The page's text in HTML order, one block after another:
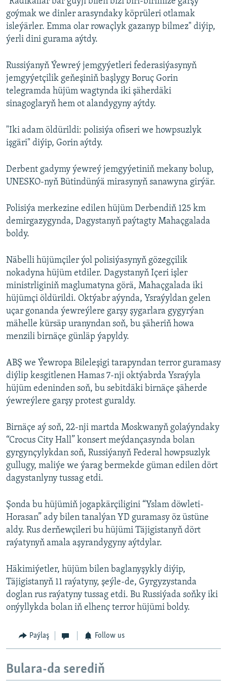
goýmak we dinler arasyndaky köprüleri otlamak
isleýärler. Emma olar rowaçlyk gazanyp bilmez" diýip,
ýerli dini gurama aýtdy.
Russiýanyň Ýewreý jemgyýetleri federasiýasynyň
jemgyýetçilik geňeşiniň başlygy Boruç Gorin
telegramda hüjüm wagtynda iki şäherdäki
sinagoglaryň hem ot alandygyny aýtdy.
"Iki adam öldürildi: polisiýa ofiseri we howpsuzlyk
işgäri" diýip, Gorin aýtdy.
Derbent gadymy ýewreý jemgyýetiniň mekany bolup,
UNESKO-nyň Bütindünýä mirasynyň sanawyna girýär.
Polisiýa merkezine edilen hüjüm Derbendiň 125 km
demirgazygynda, Dagystanyň paýtagty Mahaçgalada
boldy.
Näbelli hüjümçiler ýol polisiýasynyň gözegçilik
nokadyna hüjüm etdiler. Dagystanyň Içeri işler
ministrliginiň maglumatyna görä, Mahaçgalada iki
hüjümçi öldürildi. Oktýabr aýynda, Ysraýyldan gelen
uçar gonanda ýewreýlere garşy şygarlara gygyrýan
mähelle kürsäp uranyndan soň, bu şäheriň howa
menzili birnäçe günläp ýapyldy.
ABŞ we Ýewropa Bileleşigi tarapyndan terror guramasy
diýlip kesgitlenen Hamas 7-nji oktýabrda Ysraýyla
hüjüm edeninden soň, bu sebitdäki birnäçe şäherde
ýewreýlere garşy protest guraldy.
Birnäçe aý soň, 22-nji martda Moskwanyň golaýyndaky
“Crocus City Hall” konsert meýdançasynda bolan
gyrgynçylykdan soň, Russiýanyň Federal howpsuzlyk
gullugy, maliýe we ýarag bermekde güman edilen dört
dagystanlyny tussag etdi.
Şonda bu hüjümiň jogapkärçiligini “Yslam döwleti-
Horasan” ady bilen tanalýan YD guramasy öz üstüne
aldy. Rus derňewçileri bu hüjümi Täjigistanyň dört
raýatynyň amala aşyrandygyny aýtdylar.
Häkimiýetler, hüjüm bilen baglanyşykly diýip,
Täjigistanyň 11 raýatyny, şeýle-de, Gyrgyzystanda
doglan rus raýatyny tussag etdi. Bu Russiýada soňky iki
onýyllykda bolan iň elhenç terror hüjümi boldy.
Paýlaş Follow us
Bulara-da serediň